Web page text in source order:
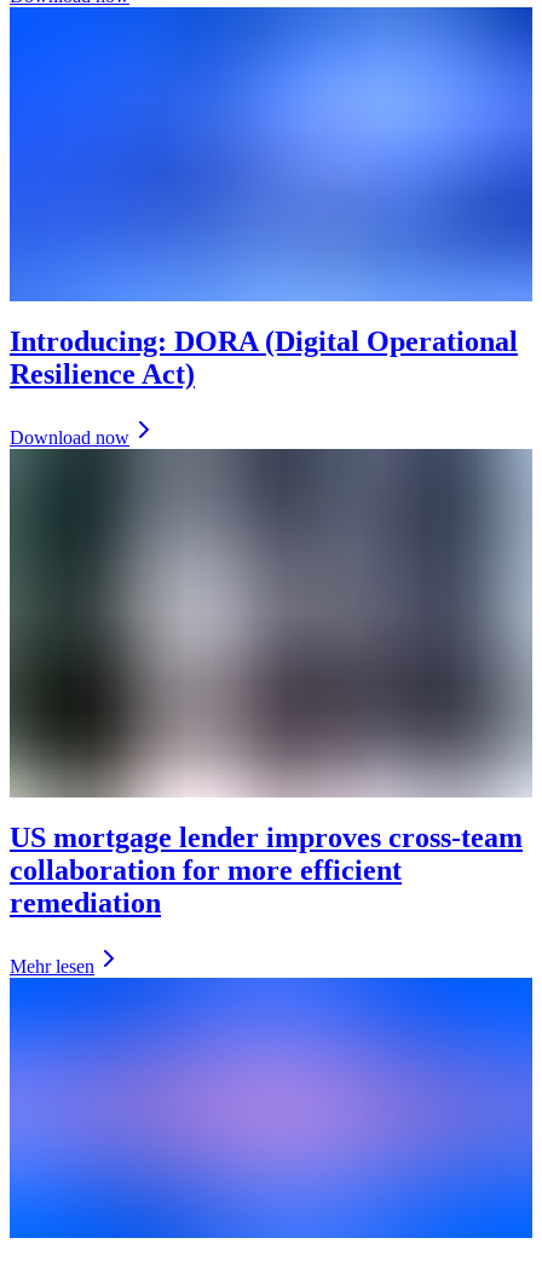
Introducing: DORA (Digital Operational
Resilience Act)
Download now
US mortgage lender improves cross-team
collaboration for more efficient
remediation
Mehr lesen